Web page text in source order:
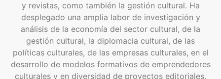
y revistas, como también la gestión cultural. Ha
desplegado una amplia labor de investigación y
análisis de la economía del sector cultural, de la
gestión cultural, la diplomacia cultural, de las
políticas culturales, de las empresas culturales, en el
desarrollo de modelos formativos de emprendedores
culturales y en diversidad de proyectos editoriales,